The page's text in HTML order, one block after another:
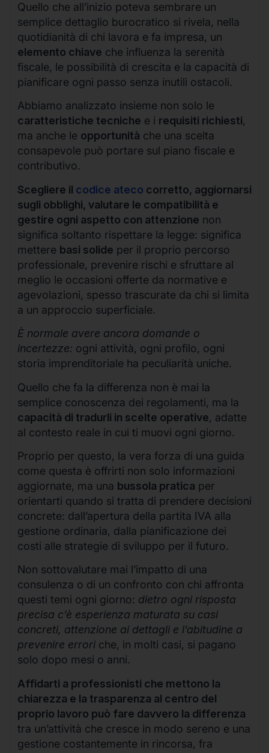
Quello che all’inizio poteva sembrare un
semplice dettaglio burocratico si rivela, nella
quotidianità di chi lavora e fa impresa, un
elemento chiave che influenza la serenità
fiscale, le possibilità di crescita e la capacità di
pianificare ogni passo senza inutili ostacoli.
Abbiamo analizzato insieme non solo le
caratteristiche tecniche e i requisiti richiesti,
ma anche le opportunità che una scelta
consapevole può portare sul piano fiscale e
contributivo.
Scegliere il codice ateco corretto, aggiornarsi
sugli obblighi, valutare le compatibilità e
gestire ogni aspetto con attenzione non
significa soltanto rispettare la legge: significa
mettere basi solide per il proprio percorso
professionale, prevenire rischi e sfruttare al
meglio le occasioni offerte da normative e
agevolazioni, spesso trascurate da chi si limita
a un approccio superficiale.
È normale avere ancora domande o
incertezze: ogni attività, ogni profilo, ogni
storia imprenditoriale ha peculiarità uniche.
Quello che fa la differenza non è mai la
semplice conoscenza dei regolamenti, ma la
capacità di tradurli in scelte operative, adatte
al contesto reale in cui ti muovi ogni giorno.
Proprio per questo, la vera forza di una guida
come questa è offrirti non solo informazioni
aggiornate, ma una bussola pratica per
orientarti quando si tratta di prendere decisioni
concrete: dall’apertura della partita IVA alla
gestione ordinaria, dalla pianificazione dei
costi alle strategie di sviluppo per il futuro.
Non sottovalutare mai l’impatto di una
consulenza o di un confronto con chi affronta
questi temi ogni giorno: dietro ogni risposta
precisa c’è esperienza maturata su casi
concreti, attenzione ai dettagli e l’abitudine a
prevenire errori che, in molti casi, si pagano
solo dopo mesi o anni.
Affidarti a professionisti che mettono la
chiarezza e la trasparenza al centro del
proprio lavoro può fare davvero la differenza
tra un’attività che cresce in modo sereno e una
gestione costantemente in rincorsa, fra